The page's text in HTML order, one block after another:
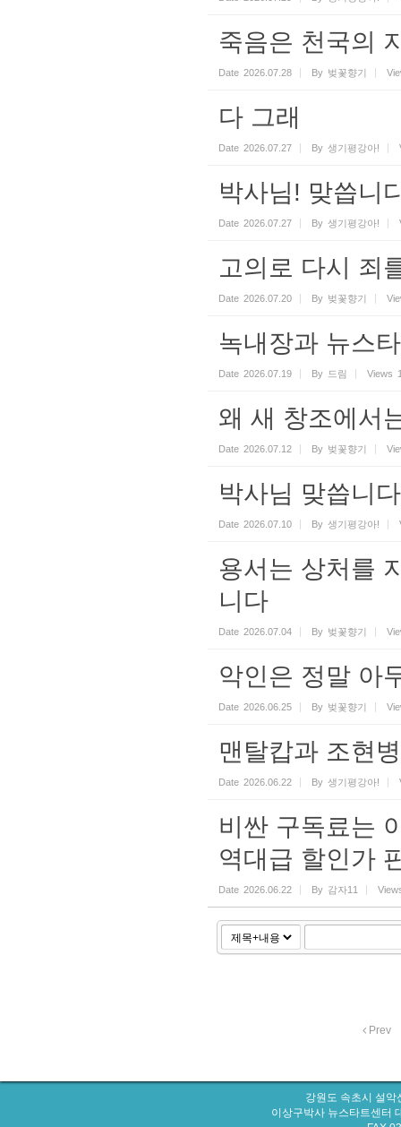
죽음은 천국의
Date 2026.07.28 By 벚꽃향기
다 그래
Date 2026.07.27 By 생기평강아!
박사님! 맞씁니
Date 2026.07.27 By 생기평강아!
고의로 다시 죄
Date 2026.07.20 By 벚꽃향기
녹내장과 뉴스
Date 2026.07.19 By 드림 Views
왜 새 창조에서
Date 2026.07.12 By 벚꽃향기
박사님 맞씁니
Date 2026.07.10 By 생기평강아!
용서는 상처를
니다
Date 2026.07.04 By 벚꽃향기
악인은 정말 아
Date 2026.06.25 By 벚꽃향기
맨탈캅과 조현
Date 2026.06.22 By 생기평강아!
비싼 구독료는
역대급 할인가
Date 2026.06.22 By 감자11
Prev
강원도 속초시 설
이상구박사 뉴스타트센터